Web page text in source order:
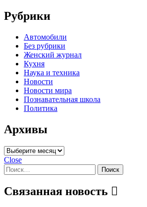
Рубрики
Автомобили
Без рубрики
Женский журнал
Кухня
Наука и техника
Новости
Новости мира
Познавательная школа
Политика
Архивы
Архивы
Close
Найти:
Связанная новость